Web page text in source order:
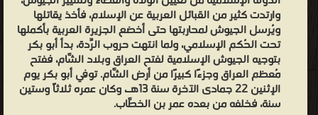
عليهم الإسلام وقرأ عليهم القرآن وأنبأهم بحق الإسلام فآمنوا، ثم جاء
بعثمان بن مظعون، وأبي عبيدة بن الجراح، وأبي سلمة بن عبد الأسد،
والأرقم بن أبي الأرقم فأسلموا، كما دعا أبو بكر أسرته وعائلته، فأسلمت
بناته أسماء وعائشة، وابنه عبد الله، وزوجته أم رومان، وخادمه عامر بن
فهيرة. ولما اجتمع أصحاب النبي محمد، وكانوا ثمانية وثلاثين رجلاً، ألحَّ
أبو بكر على النبي في الظهور، فقال: «يا أبا بكر إنا قليل»، فلم يزل أبو بكر
وارتدت كثير من القبائل العربية عن الإسلام، فأخذ يقاتلها
ويُرسل الجيوش لمحاربتها حتى أخضع الجزيرة العربية بأكملها
تحت الحُكم الإسلامي، ولما انتهت حروب الرِّدة، بدأ أبو بكر
بتوجيه الجيوش الإسلامية لفتح العراق وبلاد الشَّام، ففتح
مُعظم العراق وجزءًا كبيرًا من أرض الشَّام. توفي أبو بكر يوم
الإثنين 22 جمادى الآخرة سنة 13هـ، وكان عمره ثلاثاً وستين
سنة، فخلفه من بعده عمر بن الخطَّاب.